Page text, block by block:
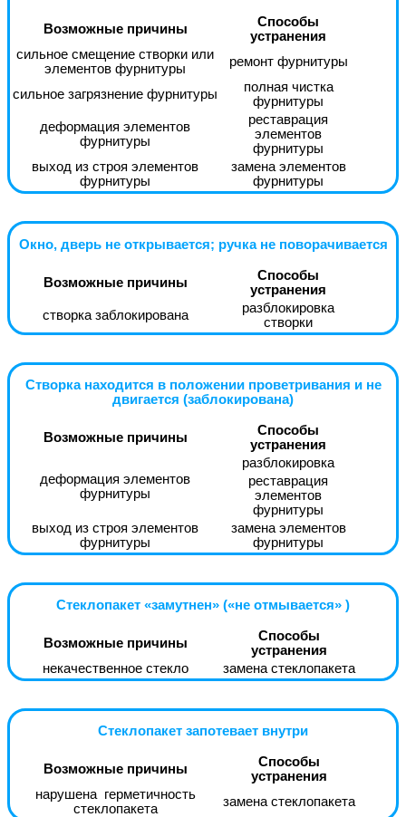
Возможные причины
Способы
устранения
сильное смещение створки или
элементов фурнитуры
ремонт фурнитуры
сильное загрязнение фурнитуры
полная чистка
фурнитуры
деформация элементов
фурнитуры
реставрация
элементов
фурнитуры
выход из строя элементов
фурнитуры
замена элементов
фурнитуры
Окно, дверь не открывается; ручка не поворачивается
Возможные причины
Способы
устранения
створка заблокирована
разблокировка
створки
Створка находится в положении проветривания и не
двигается (заблокирована)
Возможные причины
Способы
устранения
деформация элементов
фурнитуры
разблокировка
реставрация
элементов
фурнитуры
выход из строя элементов
фурнитуры
замена элементов
фурнитуры
Стеклопакет «замутнен» («не отмывается» )
Возможные причины
Способы
устранения
некачественное стекло
замена стеклопакета
Стеклопакет запотевает внутри
Возможные причины
Способы
устранения
нарушена герметичность
стеклопакета
замена стеклопакета